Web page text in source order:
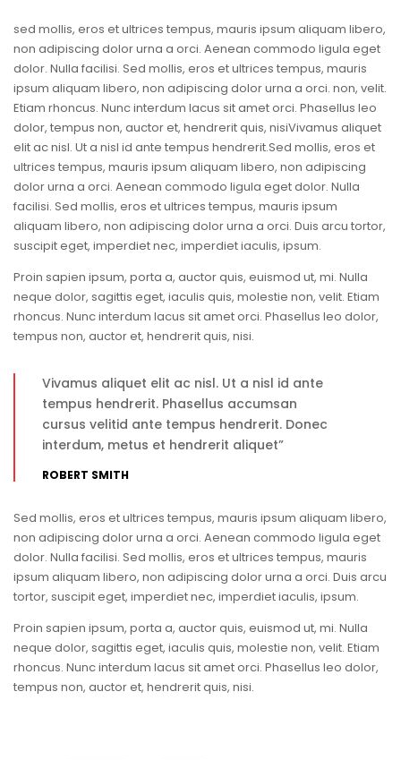
sed mollis, eros et ultrices tempus, mauris ipsum aliquam libero,
non adipiscing dolor urna a orci. Aenean commodo ligula eget
dolor. Nulla facilisi. Sed mollis, eros et ultrices tempus, mauris
ipsum aliquam libero, non adipiscing dolor urna a orci. non, velit.
Etiam rhoncus. Nunc interdum lacus sit amet orci. Phasellus leo
dolor, tempus non, auctor et, hendrerit quis, nisiVivamus aliquet
elit ac nisl. Ut a nisl id ante tempus hendrerit.Sed mollis, eros et
ultrices tempus, mauris ipsum aliquam libero, non adipiscing
dolor urna a orci. Aenean commodo ligula eget dolor. Nulla
facilisi. Sed mollis, eros et ultrices tempus, mauris ipsum
aliquam libero, non adipiscing dolor urna a orci. Duis arcu tortor,
suscipit eget, imperdiet nec, imperdiet iaculis, ipsum.
Proin sapien ipsum, porta a, auctor quis, euismod ut, mi. Nulla
neque dolor, sagittis eget, iaculis quis, molestie non, velit. Etiam
rhoncus. Nunc interdum lacus sit amet orci. Phasellus leo dolor,
tempus non, auctor et, hendrerit quis, nisi.
Vivamus aliquet elit ac nisl. Ut a nisl id ante
tempus hendrerit. Phasellus accumsan
cursus velitid ante tempus hendrerit. Donec
interdum, metus et hendrerit aliquet”
ROBERT SMITH
Sed mollis, eros et ultrices tempus, mauris ipsum aliquam libero,
non adipiscing dolor urna a orci. Aenean commodo ligula eget
dolor. Nulla facilisi. Sed mollis, eros et ultrices tempus, mauris
ipsum aliquam libero, non adipiscing dolor urna a orci. Duis arcu
tortor, suscipit eget, imperdiet nec, imperdiet iaculis, ipsum.
Proin sapien ipsum, porta a, auctor quis, euismod ut, mi. Nulla
neque dolor, sagittis eget, iaculis quis, molestie non, velit. Etiam
rhoncus. Nunc interdum lacus sit amet orci. Phasellus leo dolor,
tempus non, auctor et, hendrerit quis, nisi.